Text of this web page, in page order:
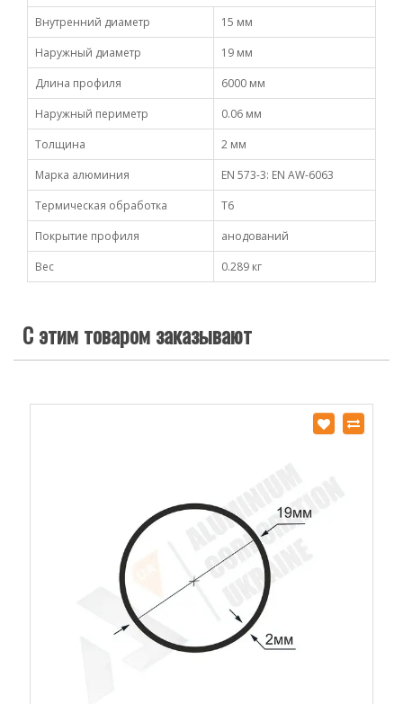
Внутренний диаметр
15 мм
Наружный диаметр
19 мм
Длина профиля
6000 мм
Наружный периметр
0.06 мм
Толщина
2 мм
Марка алюминия
EN 573-3: EN AW-6063
Термическая обработка
Т6
Покрытие профиля
анодований
Вес
0.289 кг
С этим товаром заказывают